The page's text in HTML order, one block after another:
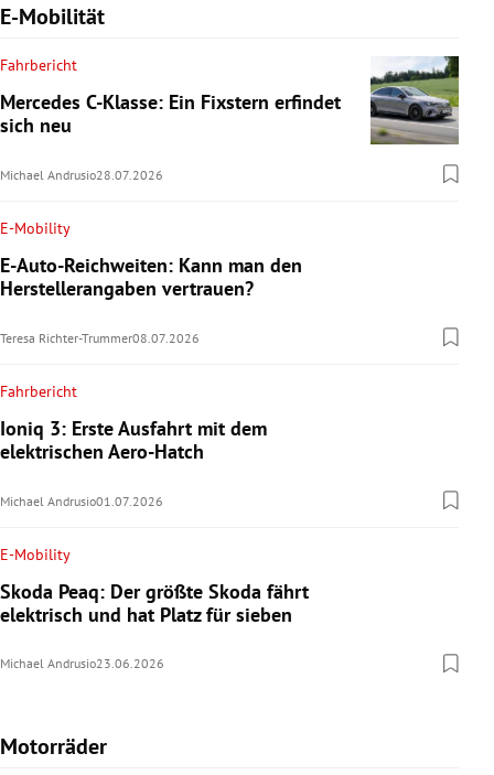
E-Mobilität
Fahrbericht
Mercedes C-Klasse: Ein Fixstern erfindet
sich neu
Michael Andrusio28.07.2026
E-Mobility
E-Auto-Reichweiten: Kann man den
Herstellerangaben vertrauen?
Teresa Richter-Trummer08.07.2026
Fahrbericht
Ioniq 3: Erste Ausfahrt mit dem
elektrischen Aero-Hatch
Michael Andrusio01.07.2026
E-Mobility
Skoda Peaq: Der größte Skoda fährt
elektrisch und hat Platz für sieben
Michael Andrusio23.06.2026
Motorräder